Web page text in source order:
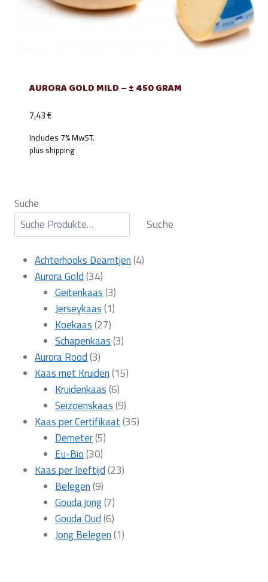
AURORA GOLD MILD – ± 450 GRAM
7,43€
Includes 7% MwST.
plus shipping
Suche
Suche
Achterhooks Dearntjen 44
Aurora Gold 3434
producten
Geitenkaas 33
producten
Jerseykaas 11
Koekaas 2727
producten
Schapenkaas 33
Aurora Rood 33
producten
Kaas met Kruiden 1515
Kruidenkaas 66
producten
Seizoenskaas 99
producten
Kaas per Certifikaat 3535
Demeter 55
Eu-Bio 3030
producten
Kaas per leeftijd 2323
Belegen 99
producten
Gouda jong 77
producten
Gouda Oud 66
producten
Jong Belegen 11